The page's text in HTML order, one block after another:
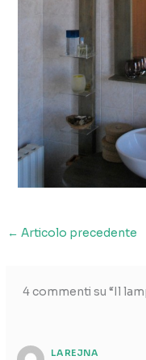
← Articolo precedente
4 commenti su “Il
LA REJNA